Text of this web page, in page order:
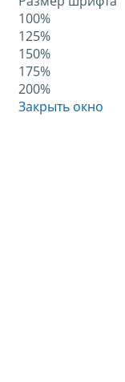
100%
125%
150%
175%
200%
Закрыть окно